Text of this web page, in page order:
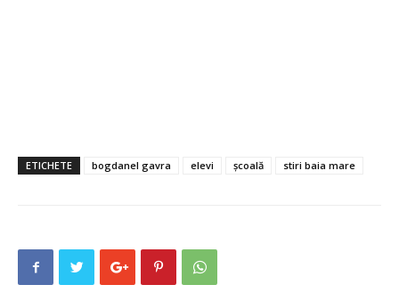
ETICHETE bogdanel gavra elevi școală stiri baia mare